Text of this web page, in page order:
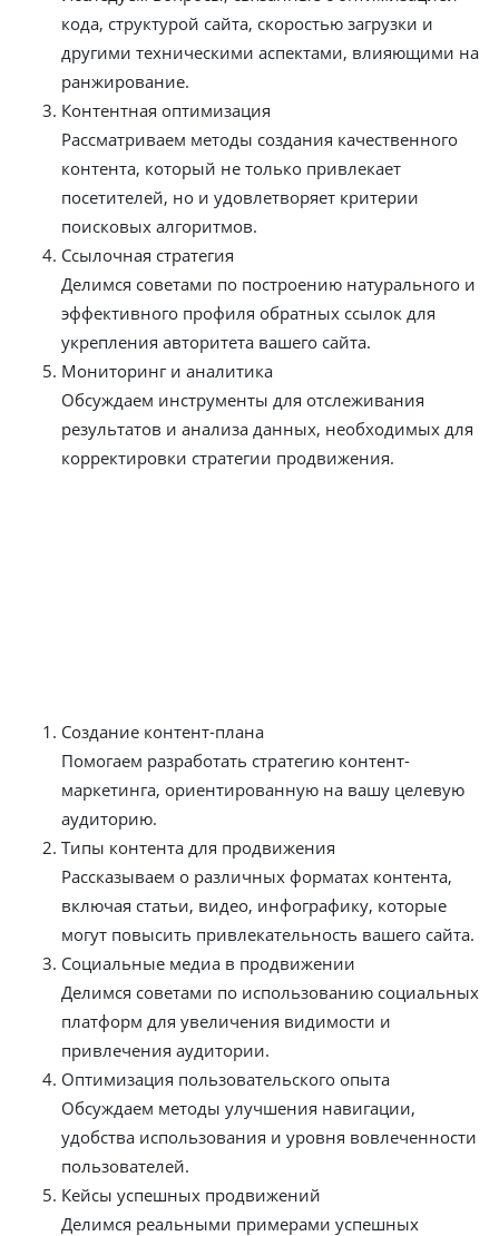
кода, структурой сайта, скоростью загрузки и
другими техническими аспектами, влияющими на
ранжирование.
Контентная оптимизация
Рассматриваем методы создания качественного
контента, который не только привлекает
посетителей, но и удовлетворяет критерии
поисковых алгоритмов.
Ссылочная стратегия
Делимся советами по построению натурального и
эффективного профиля обратных ссылок для
укрепления авторитета вашего сайта.
Мониторинг и аналитика
Обсуждаем инструменты для отслеживания
результатов и анализа данных, необходимых для
корректировки стратегии продвижения.
Создание контент-плана
Помогаем разработать стратегию контент-
маркетинга, ориентированную на вашу целевую
аудиторию.
Типы контента для продвижения
Рассказываем о различных форматах контента,
включая статьи, видео, инфографику, которые
могут повысить привлекательность вашего сайта.
Социальные медиа в продвижении
Делимся советами по использованию социальных
платформ для увеличения видимости и
привлечения аудитории.
Оптимизация пользовательского опыта
Обсуждаем методы улучшения навигации,
удобства использования и уровня вовлеченности
пользователей.
Кейсы успешных продвижений
Делимся реальными примерами успешных